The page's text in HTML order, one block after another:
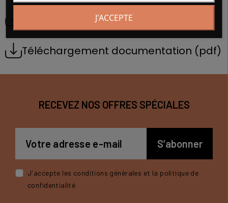
Téléchargement 3D-step
Téléchargement documentation (pdf)
RECEVEZ NOS OFFRES SPÉCIALES
J'accepte les conditions générales et la politique de
confidentialité
J'ACCEPTE